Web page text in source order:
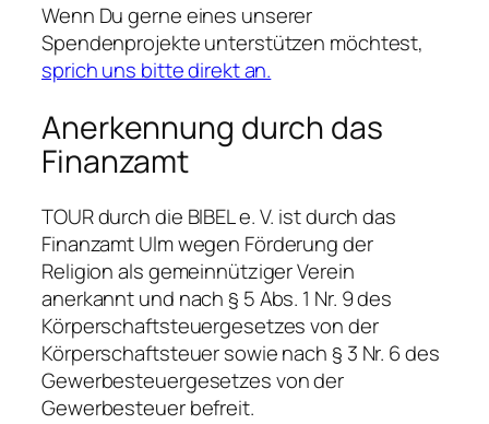
Wenn Du gerne eines unserer
Spendenprojekte unterstützen möchtest,
sprich uns bitte direkt an.
Anerkennung durch das
Finanzamt
TOUR durch die BIBEL e. V. ist durch das
Finanzamt Ulm wegen Förderung der
Religion als gemeinnütziger Verein
anerkannt und nach § 5 Abs. 1 Nr. 9 des
Körperschaftsteuergesetzes von der
Körperschaftsteuer sowie nach § 3 Nr. 6 des
Gewerbesteuergesetzes von der
Gewerbesteuer befreit.